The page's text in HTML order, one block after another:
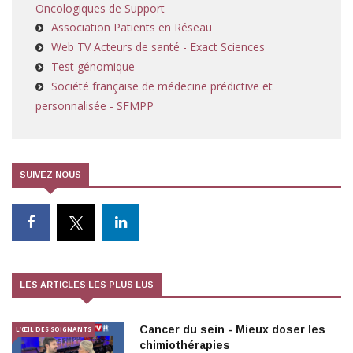
Oncologiques de Support
Association Patients en Réseau
Web TV Acteurs de santé - Exact Sciences
Test génomique
Société française de médecine prédictive et
personnalisée - SFMPP
SUIVEZ NOUS
LES ARTICLES LES PLUS LUS
L’ŒIL DES SOIGNANTS
Cancer du sein - Mieux doser les
chimiothérapies